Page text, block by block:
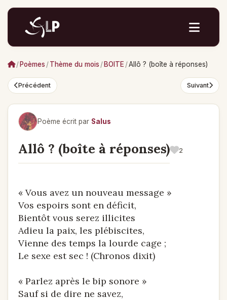
/ Poèmes /Thème du mois / BOITE /Allô ? (boîte à réponses)
Précédent Suivant
Poème écrit par Salus
Allô ? (boîte à réponses) 2
« Vous avez un nouveau message »
Vos espoirs sont en déficit,
Bientôt vous serez illicites
Adieu la paix, les plébiscites,
Vienne des temps la lourde cage ;
Le sexe est sec ! (Chronos dixit)
« Parlez après le bip sonore »
Sauf si de dire ne savez,